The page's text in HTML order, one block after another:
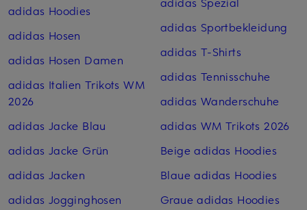
adidas Hoodies
adidas Hosen
adidas Hosen Damen
adidas Italien Trikots WM
2026
adidas Jacke Blau
adidas Jacke Grün
adidas Jacken
adidas Jogginghosen
adidas Sportbekleidung
adidas T-Shirts
adidas Tennisschuhe
adidas Wanderschuhe
adidas WM Trikots 2026
Beige adidas Hoodies
Blaue adidas Hoodies
Graue adidas Hoodies